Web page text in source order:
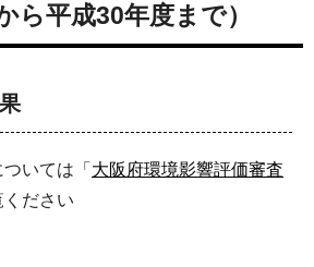
ら平成30年度まで）
いては「 大阪府環境影響評価審査
ください